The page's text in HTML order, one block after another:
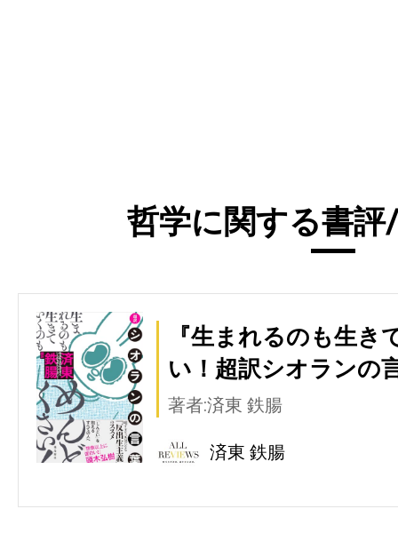
哲学に関する書
『生まれるのも生
い！超訳シオランの
著者:済東 鉄腸
済東 鉄腸